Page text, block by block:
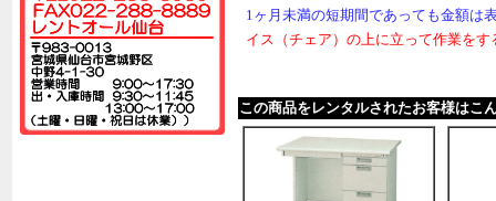
1ヶ月未満の短期間であっても金額は
イス（チェア）の上に立って作業を
この商品をレンタルされたお客様はこ